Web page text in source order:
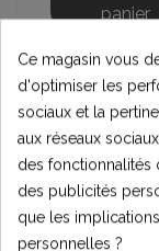
panier
Ce magasin vous
d'optimiser les
sociaux et la
aux réseaux
des fonctionnalités
des publicités
que les
personnelles ?